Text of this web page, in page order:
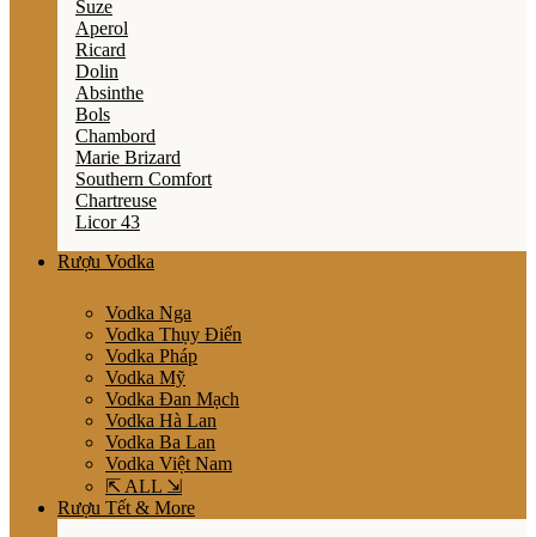
Suze
Aperol
Ricard
Dolin
Absinthe
Bols
Chambord
Marie Brizard
Southern Comfort
Chartreuse
Licor 43
Rượu Vodka
Vodka Nga
Vodka Thụy Điển
Vodka Pháp
Vodka Mỹ
Vodka Đan Mạch
Vodka Hà Lan
Vodka Ba Lan
Vodka Việt Nam
⇱ ALL ⇲
Rượu Tết & More